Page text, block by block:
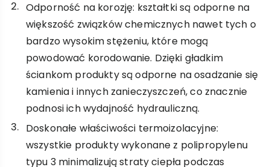
Odporność na korozję: kształtki są odporne na
większość związków chemicznych nawet tych o
bardzo wysokim stężeniu, które mogą
powodować korodowanie. Dzięki gładkim
ściankom produkty są odporne na osadzanie się
kamienia i innych zanieczyszczeń, co znacznie
podnosi ich wydajność hydrauliczną.
Doskonałe właściwości termoizolacyjne:
wszystkie produkty wykonane z polipropylenu
typu 3 minimalizują straty ciepła podczas